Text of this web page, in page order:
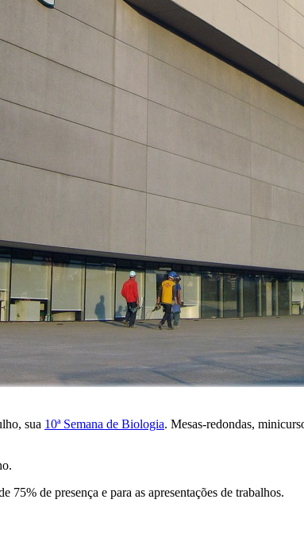
sua 10ª Semana de Biologia. Mesas-redondas,
de presença e para as apresentações de trabalhos.